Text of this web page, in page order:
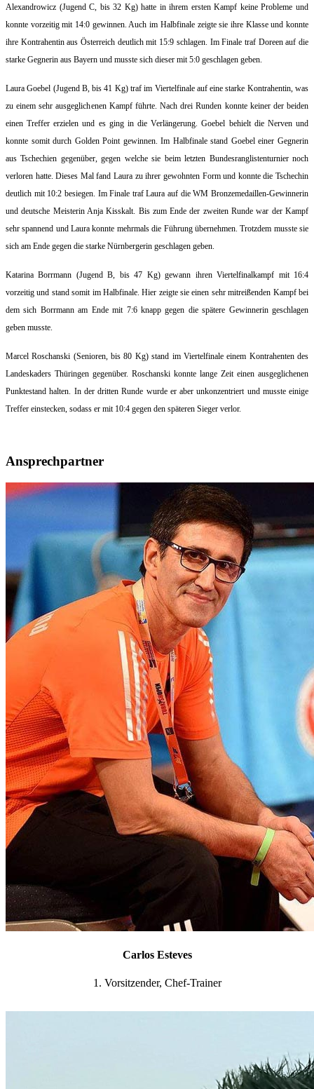
Alexandrowicz (Jugend C, bis 32 Kg) hatte in ihrem ersten Kampf keine Probleme und
konnte vorzeitig mit 14:0 gewinnen. Auch im Halbfinale zeigte sie ihre Klasse und konnte
ihre Kontrahentin aus Österreich deutlich mit 15:9 schlagen. Im Finale traf Doreen auf die
starke Gegnerin aus Bayern und musste sich dieser mit 5:0 geschlagen geben.
Laura Goebel (Jugend B, bis 41 Kg) traf im Viertelfinale auf eine starke Kontrahentin, was
zu einem sehr ausgeglichenen Kampf führte. Nach drei Runden konnte keiner der beiden
einen Treffer erzielen und es ging in die Verlängerung. Goebel behielt die Nerven und
konnte somit durch Golden Point gewinnen. Im Halbfinale stand Goebel einer Gegnerin
aus Tschechien gegenüber, gegen welche sie beim letzten Bundesranglistenturnier noch
verloren hatte. Dieses Mal fand Laura zu ihrer gewohnten Form und konnte die Tschechin
deutlich mit 10:2 besiegen. Im Finale traf Laura auf die WM Bronzemedaillen-Gewinnerin
und deutsche Meisterin Anja Kisskalt. Bis zum Ende der zweiten Runde war der Kampf
sehr spannend und Laura konnte mehrmals die Führung übernehmen. Trotzdem musste sie
sich am Ende gegen die starke Nürnbergerin geschlagen geben.
Katarina Borrmann (Jugend B, bis 47 Kg) gewann ihren Viertelfinalkampf mit 16:4
vorzeitig und stand somit im Halbfinale. Hier zeigte sie einen sehr mitreißenden Kampf bei
dem sich Borrmann am Ende mit 7:6 knapp gegen die spätere Gewinnerin geschlagen
geben musste.
Marcel Roschanski (Senioren, bis 80 Kg) stand im Viertelfinale einem Kontrahenten des
Landeskaders Thüringen gegenüber. Roschanski konnte lange Zeit einen ausgeglichenen
Punktestand halten. In der dritten Runde wurde er aber unkonzentriert und musste einige
Treffer einstecken, sodass er mit 10:4 gegen den späteren Sieger verlor.
Ansprechpartner
Carlos Esteves
1. Vorsitzender, Chef-Trainer